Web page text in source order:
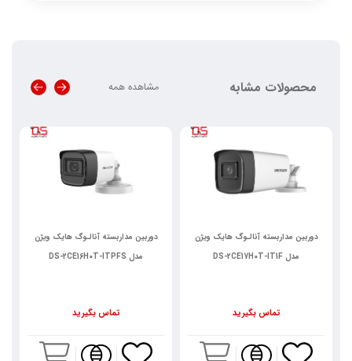
محصولات مشابه مشاهده همه
دوربین مداربسته آنالـوگ هایک ویژن
مدل DS-2CE17H0T-IT1F
تماس بگیرید
دوربین مداربسته آنالـوگ هایک ویژن
مدل DS-2CE16H0T-ITPFS
تماس بگیرید